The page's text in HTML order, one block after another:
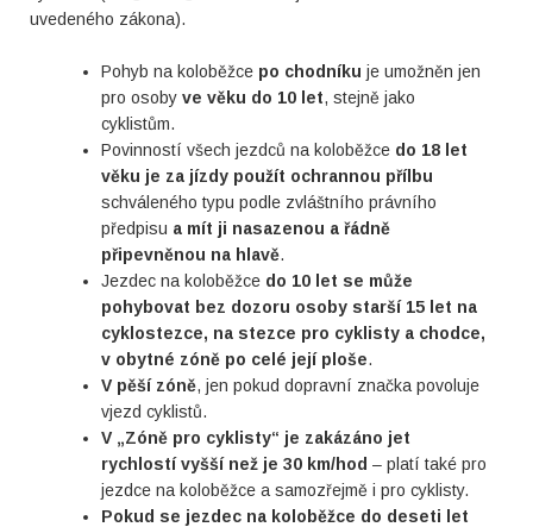
uvedeného zákona).
Pohyb na koloběžce po chodníku je umožněn jen
pro osoby ve věku do 10 let, stejně jako
cyklistům.
Povinností všech jezdců na koloběžce do 18 let
věku je za jízdy použít ochrannou přílbu
schváleného typu podle zvláštního právního
předpisu a mít ji nasazenou a řádně
připevněnou na hlavě.
Jezdec na koloběžce do 10 let se může
pohybovat bez dozoru osoby starší 15 let na
cyklostezce, na stezce pro cyklisty a chodce,
v obytné zóně po celé její ploše.
V pěší zóně, jen pokud dopravní značka povoluje
vjezd cyklistů.
V „Zóně pro cyklisty“ je zakázáno jet
rychlostí vyšší než je 30 km/hod – platí také pro
jezdce na koloběžce a samozřejmě i pro cyklisty.
Pokud se jezdec na koloběžce do deseti let